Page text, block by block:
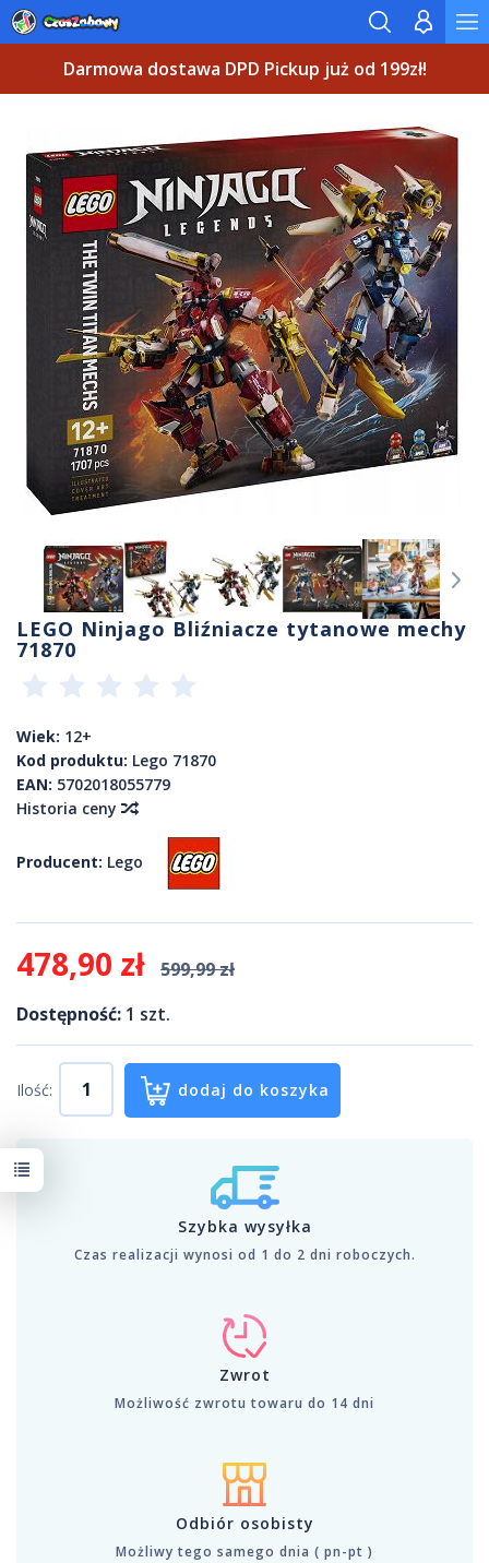
Darmowa dostawa DPD Pickup już od 199zł!
LEGO Ninjago Bliźniacze tytanowe mechy
71870
Wiek: 12+
Kod produktu: Lego 71870
EAN: 5702018055779
Historia ceny
Producent: Lego
478,90 zł
599,99 zł
Dostępność: 1 szt.
Ilość: dodaj do koszyka
Szybka wysyłka
Czas realizacji wynosi od 1 do 2 dni roboczych.
Zwrot
Możliwość zwrotu towaru do 14 dni
Odbiór osobisty
Możliwy tego samego dnia ( pn-pt )